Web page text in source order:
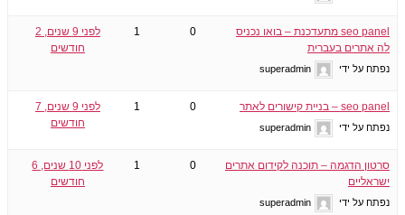
seo panel מתעדכנת – בואו נכניס
לה אתרים בעברית
נפתח על ידי superadmin
0
1
לפני 9 שנים, 2
חודשים
seo panel – בניית קישורים לאתר
נפתח על ידי superadmin
0
1
לפני 9 שנים, 7
חודשים
סרטון הדגמה – תוכנה לקידום אתרים
ישראליים
נפתח על ידי superadmin
0
1
לפני 10 שנים, 6
חודשים